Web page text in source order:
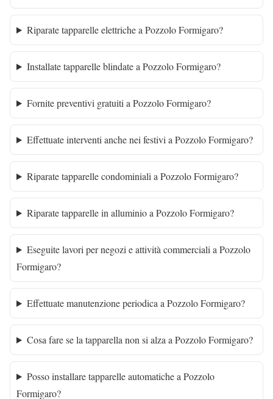
Riparate tapparelle elettriche a Pozzolo Formigaro?
Installate tapparelle blindate a Pozzolo Formigaro?
Fornite preventivi gratuiti a Pozzolo Formigaro?
Effettuate interventi anche nei festivi a Pozzolo Formigaro?
Riparate tapparelle condominiali a Pozzolo Formigaro?
Riparate tapparelle in alluminio a Pozzolo Formigaro?
Eseguite lavori per negozi e attività commerciali a Pozzolo
Formigaro?
Effettuate manutenzione periodica a Pozzolo Formigaro?
Cosa fare se la tapparella non si alza a Pozzolo Formigaro?
Posso installare tapparelle automatiche a Pozzolo
Formigaro?